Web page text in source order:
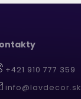
+421 910 777 359
info@lavdecor.sk